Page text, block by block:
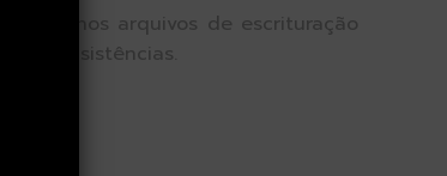
nos arquivos de escrituração
inconsistências.